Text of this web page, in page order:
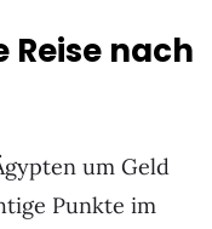
Reise nach
um Geld
Punkte im